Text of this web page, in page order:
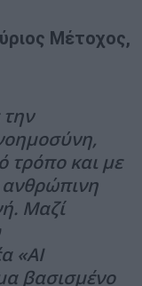
Μέτοχος,
τρόπο και με
ανθρώπινη
Μαζί
«AI
βασισμένο